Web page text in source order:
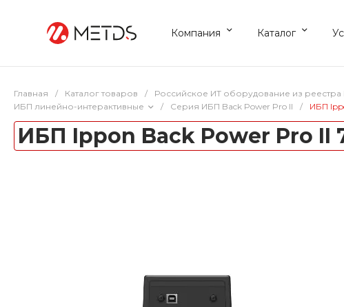
Компания Каталог
Главная / Каталог товаров / Российское ИТ оборудование из
ИБП линейно-интерактивные
/ Серия ИБП Back Power Pro II / ИБП
ИБП Ippon Back Power Pro II